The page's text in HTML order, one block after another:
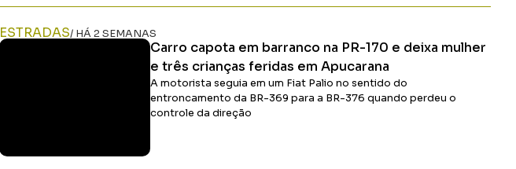
ESTRADAS/ HÁ 2 SEMANAS
Carro capota em barranco na PR-170 e deixa mulher
e três crianças feridas em Apucarana
A motorista seguia em um Fiat Palio no sentido do
entroncamento da BR-369 para a BR-376 quando perdeu o
controle da direção